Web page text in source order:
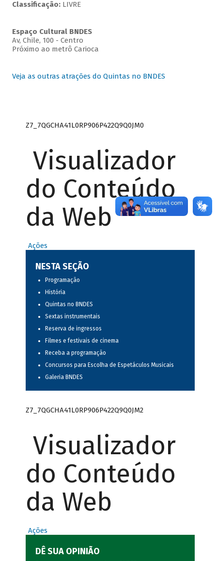
Classificação: LIVRE
Espaço Cultural BNDES
Av, Chile, 100 - Centro
Próximo ao metrô Carioca
Veja as outras atrações do Quintas no BNDES
Z7_7QGCHA41L0RP906P422Q9Q0JM0
Visualizador
do Conteúdo
da Web
Ações
NESTA SEÇÃO
Programação
História
Quintas no BNDES
Sextas instrumentais
Reserva de ingressos
Filmes e festivais de cinema
Receba a programação
Concursos para Escolha de Espetáculos Musicais
Galeria BNDES
Z7_7QGCHA41L0RP906P422Q9Q0JM2
Visualizador
do Conteúdo
da Web
Ações
DÊ SUA OPINIÃO